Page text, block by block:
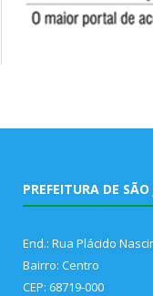
PREFEITURA DE
End.: Rua Plácido
Bairro: Centro
CEP: 68719-000